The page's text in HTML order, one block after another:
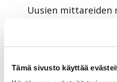
Tämä sivusto käyttää
Uusien mittareiden
asukkaiden
vaiheittain AMR 2.0
tapahtuvaa